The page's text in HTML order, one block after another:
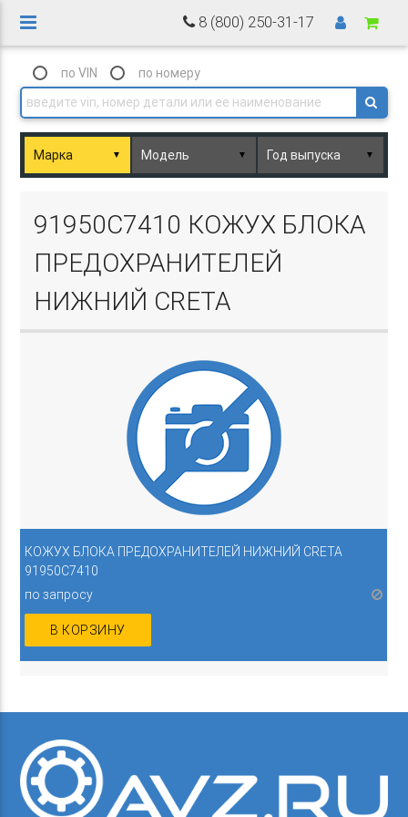
8 (800) 250-31-17
по VIN по номеру
▼ ▼ ▼
91950C7410 КОЖУХ БЛОКА
ПРЕДОХРАНИТЕЛЕЙ
НИЖНИЙ CRETA
КОЖУХ БЛОКА ПРЕДОХРАНИТЕЛЕЙ НИЖНИЙ CRETA
91950C7410
по запросу
В КОРЗИНУ